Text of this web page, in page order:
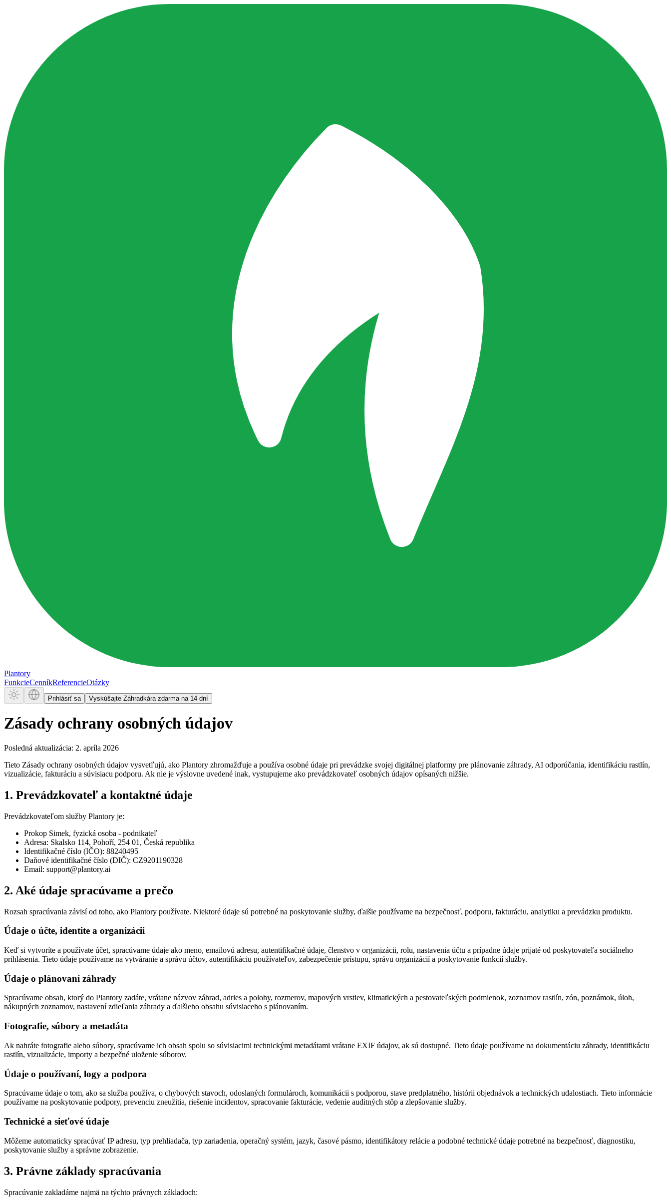
Plantory
FunkcieCenníkReferencieOtázky
Prihlásiť sa Vyskúšajte Záhradkára zdarma na 14 dní
Zásady ochrany osobných údajov
Posledná aktualizácia: 2. apríla 2026
Tieto Zásady ochrany osobných údajov vysvetľujú, ako Plantory zhromažďuje a používa osobné údaje pri prevádzke svojej digitálnej platformy pre plánovanie záhrady, AI odporúčania, identifikáciu rastlín,
vizualizácie, fakturáciu a súvisiacu podporu. Ak nie je výslovne uvedené inak, vystupujeme ako prevádzkovateľ osobných údajov opísaných nižšie.
1. Prevádzkovateľ a kontaktné údaje
Prevádzkovateľom služby Plantory je:
Prokop Simek, fyzická osoba - podnikateľ
Adresa: Skalsko 114, Pohoří, 254 01, Česká republika
Identifikačné číslo (IČO): 88240495
Daňové identifikačné číslo (DIČ): CZ9201190328
Email: support@plantory.ai
2. Aké údaje spracúvame a prečo
Rozsah spracúvania závisí od toho, ako Plantory používate. Niektoré údaje sú potrebné na poskytovanie služby, ďalšie používame na bezpečnosť, podporu, fakturáciu, analytiku a prevádzku produktu.
Údaje o účte, identite a organizácii
Keď si vytvoríte a používate účet, spracúvame údaje ako meno, emailovú adresu, autentifikačné údaje, členstvo v organizácii, rolu, nastavenia účtu a prípadne údaje prijaté od poskytovateľa sociálneho
prihlásenia. Tieto údaje používame na vytváranie a správu účtov, autentifikáciu používateľov, zabezpečenie prístupu, správu organizácií a poskytovanie funkcií služby.
Údaje o plánovaní záhrady
Spracúvame obsah, ktorý do Plantory zadáte, vrátane názvov záhrad, adries a polohy, rozmerov, mapových vrstiev, klimatických a pestovateľských podmienok, zoznamov rastlín, zón, poznámok, úloh,
nákupných zoznamov, nastavení zdieľania záhrady a ďalšieho obsahu súvisiaceho s plánovaním.
Fotografie, súbory a metadáta
Ak nahráte fotografie alebo súbory, spracúvame ich obsah spolu so súvisiacimi technickými metadátami vrátane EXIF údajov, ak sú dostupné. Tieto údaje používame na dokumentáciu záhrady, identifikáciu
rastlín, vizualizácie, importy a bezpečné uloženie súborov.
Údaje o používaní, logy a podpora
Spracúvame údaje o tom, ako sa služba používa, o chybových stavoch, odoslaných formulároch, komunikácii s podporou, stave predplatného, histórii objednávok a technických udalostiach. Tieto informácie
používame na poskytovanie podpory, prevenciu zneužitia, riešenie incidentov, spracovanie fakturácie, vedenie auditných stôp a zlepšovanie služby.
Technické a sieťové údaje
Môžeme automaticky spracúvať IP adresu, typ prehliadača, typ zariadenia, operačný systém, jazyk, časové pásmo, identifikátory relácie a podobné technické údaje potrebné na bezpečnosť, diagnostiku,
poskytovanie služby a správne zobrazenie.
3. Právne základy spracúvania
Spracúvanie zakladáme najmä na týchto právnych základoch: